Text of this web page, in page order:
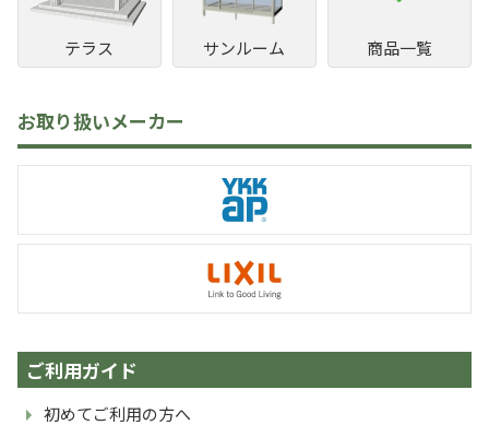
テラス サンルーム 商品一覧
お取り扱いメーカー
ご利用ガイド
初めてご利用の方へ